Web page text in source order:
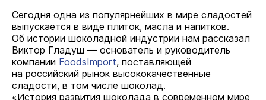
Сегодня одна из популярнейших в мире сладостей
выпускается в виде плиток, масла и напитков.
Об истории шоколадной индустрии нам рассказал
Виктор Гладуш — основатель и руководитель
компании FoodsImport, поставляющей
на российский рынок высококачественные
сладости, в том числе шоколад.
«История развития шоколада в современном мире